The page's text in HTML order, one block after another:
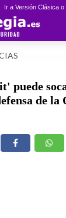
Ir a Versión Clásica
puede
de la